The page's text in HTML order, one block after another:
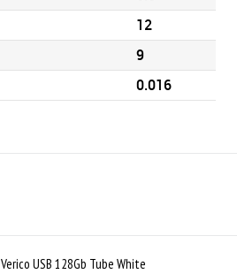
12
9
0.016
Verico USB 128Gb Tube White